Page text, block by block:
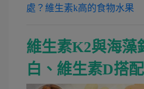
處？維生素k高的食物水果
維生素K2與海藻
白、維生素D搭